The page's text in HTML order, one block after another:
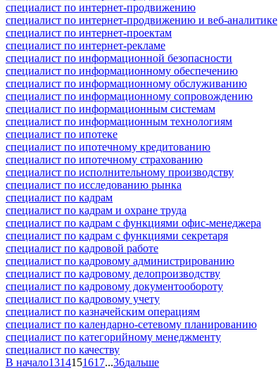
специалист по интернет-продвижению
специалист по интернет-продвижению и веб-аналитике
специалист по интернет-проектам
специалист по интернет-рекламе
специалист по информационной безопасности
специалист по информационному обеспечению
специалист по информационному обслуживанию
специалист по информационному сопровождению
специалист по информационным системам
специалист по информационным технологиям
специалист по ипотеке
специалист по ипотечному кредитованию
специалист по ипотечному страхованию
специалист по исполнительному производству
специалист по исследованию рынка
специалист по кадрам
специалист по кадрам и охране труда
специалист по кадрам с функциями офис-менеджера
специалист по кадрам с функциями секретаря
специалист по кадровой работе
специалист по кадровому администрированию
специалист по кадровому делопроизводству
специалист по кадровому документообороту
специалист по кадровому учету
специалист по казначейским операциям
специалист по календарно-сетевому планированию
специалист по категорийному менеджменту
специалист по качеству
В начало1314151617...36дальше